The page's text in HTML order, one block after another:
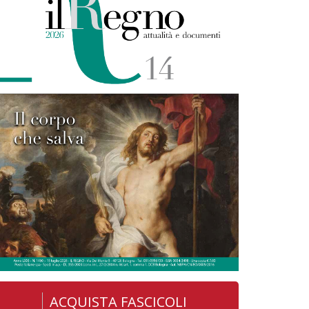
ACQUISTA FASCICOLI